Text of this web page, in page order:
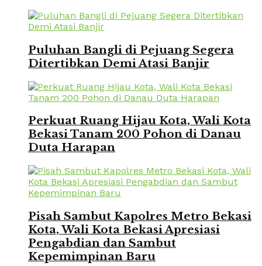
Puluhan Bangli di Pejuang Segera
Ditertibkan Demi Atasi Banjir
Perkuat Ruang Hijau Kota, Wali Kota
Bekasi Tanam 200 Pohon di Danau
Duta Harapan
Pisah Sambut Kapolres Metro Bekasi
Kota, Wali Kota Bekasi Apresiasi
Pengabdian dan Sambut
Kepemimpinan Baru